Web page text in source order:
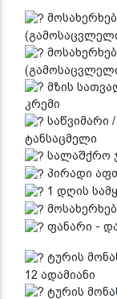
მზის
კრემი
საწვიმარი
ტანსაცმელი
სალაშქრო
პირადი
1 დღის
ფანარი -
ტურის
12 ადამიანი
ტურის